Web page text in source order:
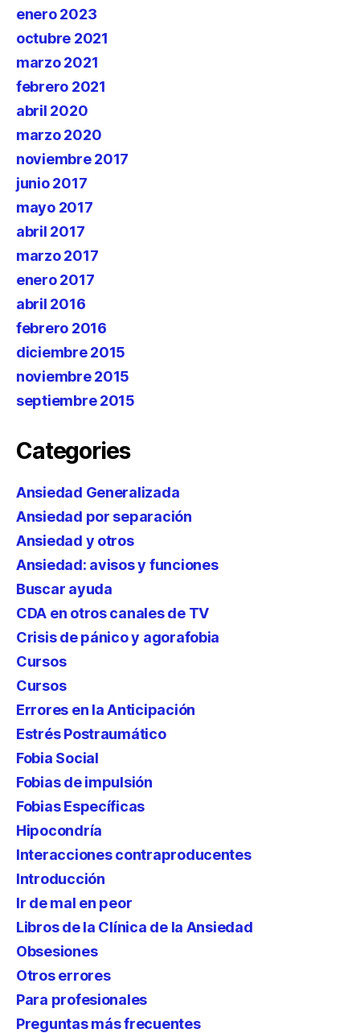
enero 2023
octubre 2021
marzo 2021
febrero 2021
abril 2020
marzo 2020
noviembre 2017
junio 2017
mayo 2017
abril 2017
marzo 2017
enero 2017
abril 2016
febrero 2016
diciembre 2015
noviembre 2015
septiembre 2015
Categories
Ansiedad Generalizada
Ansiedad por separación
Ansiedad y otros
Ansiedad: avisos y funciones
Buscar ayuda
CDA en otros canales de TV
Crisis de pánico y agorafobia
Cursos
Cursos
Errores en la Anticipación
Estrés Postraumático
Fobia Social
Fobias de impulsión
Fobias Específicas
Hipocondría
Interacciones contraproducentes
Introducción
Ir de mal en peor
Libros de la Clínica de la Ansiedad
Obsesiones
Otros errores
Para profesionales
Preguntas más frecuentes